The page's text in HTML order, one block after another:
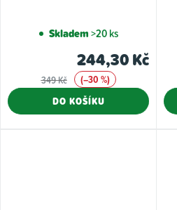
Skladem>20 ks
244,30 Kč
349 Kč
(–30 %)
DO KOŠÍKU